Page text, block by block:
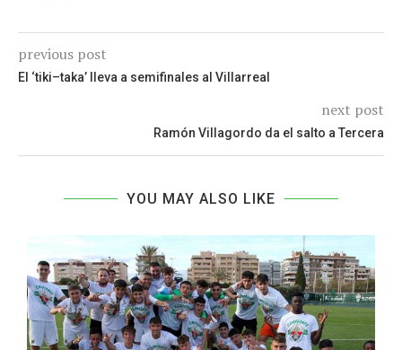
previous post
El ‘tiki–taka’ lleva a semifinales al Villarreal
next post
Ramón Villagordo da el salto a Tercera
YOU MAY ALSO LIKE